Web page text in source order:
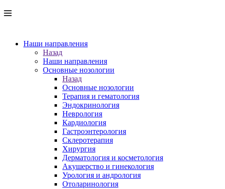
Наши направления
Назад
Наши направления
Основные нозологии
Назад
Основные нозологии
Терапия и гематология
Эндокринология
Неврология
Кардиология
Гастроэнтерология
Склеротерапия
Хирургия
Дерматология и косметология
Акушерство и гинекология
Урология и андрология
Отоларинология